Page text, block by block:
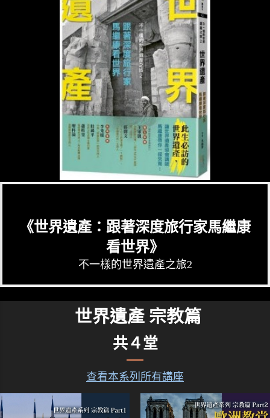
《世界遺產：跟著深度旅行家馬繼康
看世界》
不一樣的世界遺產之旅2
世界遺產 宗教篇
共４堂
查看本系列所有講座